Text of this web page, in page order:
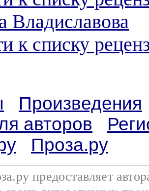
Владиславова
к списку
Произведения
авторов
Проза.ру
предоставляет